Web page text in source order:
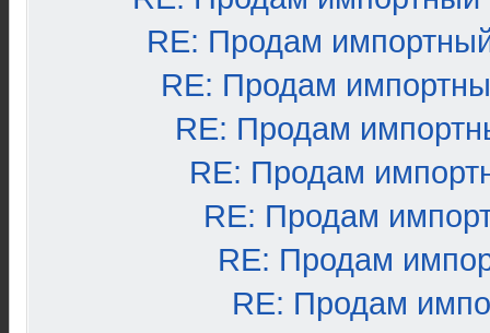
RE: Продам
RE: Продам
RE: Продам
RE: Продам
RE: Продам
RE: Продам
RE: Продам